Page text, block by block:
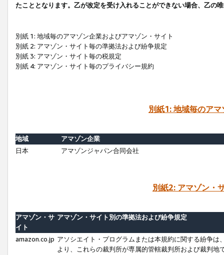
たこととなります。乙が改定を受け入れることができない場合、乙の
別紙 1: 地域毎のアマゾン企業およびアマゾン・サイト
別紙 2: アマゾン・サイト毎の準拠法および紛争規定
別紙 3: アマゾン・サイト毎の税規定
別紙 4: アマゾン・サイト毎のプライバシー規約
別紙1: 地域毎のア
地域
アマゾン企業
日本
アマゾンジャパン合同会社
別紙2: アマゾン・
アマゾン・サ
イト
アマゾン・サイト別の準拠法および紛争規定
amazon.co.jp アソシエイト・プログラムまたは本規約に関する紛争
より、これらの裁判所が専属的管轄裁判所および裁判